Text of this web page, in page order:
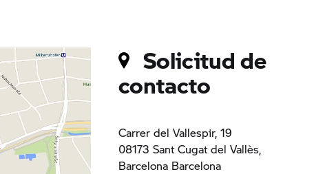
Solicitud de
contacto
Carrer del Vallespir, 19
08173 Sant Cugat del Vallès,
Barcelona Barcelona